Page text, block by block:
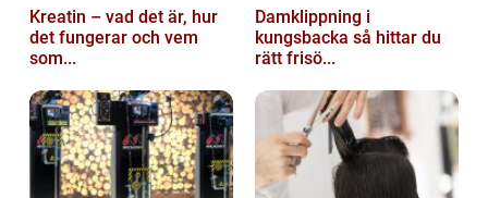
Kreatin – vad det är, hur
det fungerar och vem
som...
Damklippning i
kungsbacka så hittar du
rätt frisö...